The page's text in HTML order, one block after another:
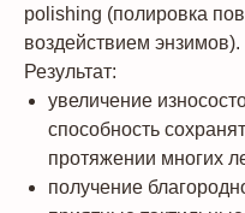
polishing (полировка
воздействием энзимов).
Результат:
увеличение
способность
протяжении многих
получение